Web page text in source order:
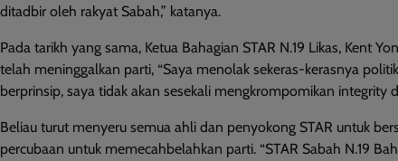
ditadbir oleh rakyat Sabah,” katanya.
Pada tarikh yang sama, Ketua Bahagian STAR N.19 Likas, Kent
telah meninggalkan parti, “Saya menolak sekeras-kerasnya
berprinsip, saya tidak akan sesekali mengkrompomikan integrity
Beliau turut menyeru semua ahli dan penyokong STAR untuk
percubaan untuk memecahbelahkan parti. “STAR Sabah N.19